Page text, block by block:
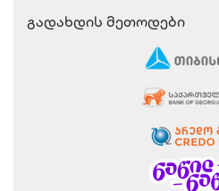
Გადახდის Მეთოდები